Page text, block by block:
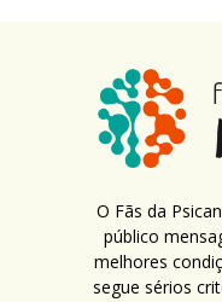
O Fãs da
público
melhores
segue sérios